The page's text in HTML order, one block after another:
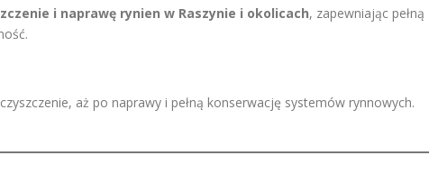
i naprawę rynien w Raszynie i okolicach, zapewniając pełną
aż po naprawy i pełną konserwację systemów rynnowych.